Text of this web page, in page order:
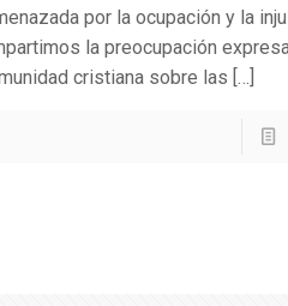
por la ocupación y la
la preocupación
cristiana sobre las […]